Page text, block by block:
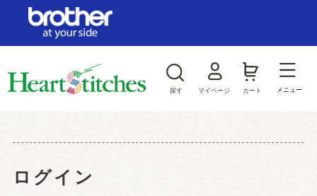
探す マイページ カート メニュー
ログイン
ログイン/新規会員登録